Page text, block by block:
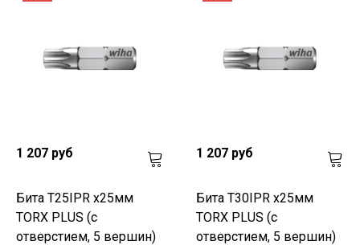
1 207 руб
Бита T25IPR х25мм
TORX PLUS (с
отверстием, 5 вершин)
1 207 руб
Бита T30IPR х25мм
TORX PLUS (с
отверстием, 5 вершин)